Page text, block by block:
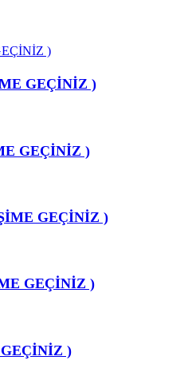
)
GEÇİNİZ )
GEÇİNİZ )
GEÇİNİZ )
GEÇİNİZ )
)